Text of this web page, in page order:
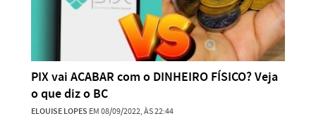
PIX vai ACABAR com o DINHEIRO FÍSICO? Veja
o que diz o BC
ELOUISE LOPES EM 08/09/2022, ÀS 22:44